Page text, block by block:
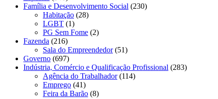
Família e Desenvolvimento Social (230)
Habitação (28)
LGBT (1)
PG Sem Fome (2)
Fazenda (216)
Sala do Empreendedor(51)
Governo (697)
Indústria, Comércio e Qualificação Profissional (283)
Agência do Trabalhador(114)
Emprego (41)
Feira da Barão (8)